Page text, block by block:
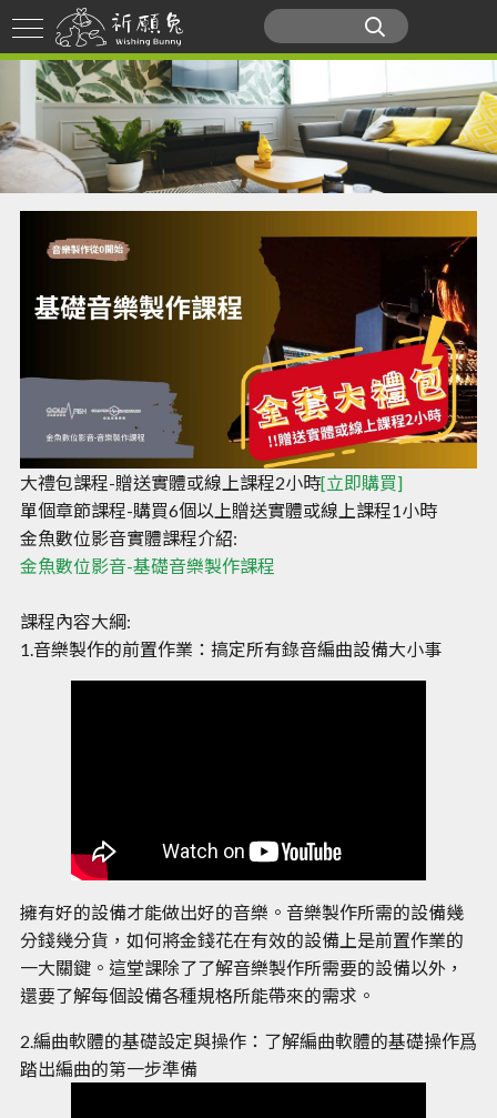
大禮包課程-贈送實體或線上課程2小時[立即購買]
單個章節課程-購買6個以上贈送實體或線上課程1小時
金魚數位影音實體課程介紹:
金魚數位影音-基礎音樂製作課程
課程內容大綱:
1.音樂製作的前置作業：搞定所有錄音編曲設備大小事
擁有好的設備才能做出好的音樂。音樂製作所需的設備幾
分錢幾分貨，如何將金錢花在有效的設備上是前置作業的
一大關鍵。這堂課除了了解音樂製作所需要的設備以外，
還要了解每個設備各種規格所能帶來的需求。
2.編曲軟體的基礎設定與操作：了解編曲軟體的基礎操作爲
踏出編曲的第一步準備